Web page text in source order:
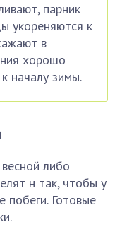
парник
укореняются к
в
хорошо
началу зимы.
либо
н так, чтобы у
побеги. Готовые